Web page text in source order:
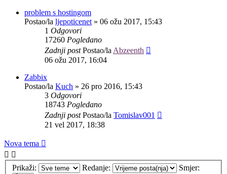
problem s hostingom
Postao/la ljepoticenet » 06 ožu 2017, 15:43
1 Odgovori
17260 Pogledano
Zadnji postPostao/la Abzeenth
06 ožu 2017, 16:04
Zabbix
Postao/la Kuch » 26 pro 2016, 15:43
3 Odgovori
18743 Pogledano
Zadnji postPostao/la Tomislav001
21 vel 2017, 18:38
Nova tema
Prikaži: Redanje: Smjer: